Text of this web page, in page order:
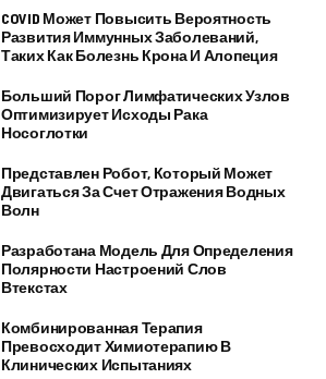
COVID Может Повысить Вероятность
Развития Иммунных Заболеваний,
Таких Как Болезнь Крона И Алопеция
Больший Порог Лимфатических Узлов
Оптимизирует Исходы Рака
Носоглотки
Представлен Робот, Который Может
Двигаться За Счет Отражения Водных
Волн
Разработана Модель Для Определения
Полярности Настроений Слов
Втекстах
Комбинированная Терапия
Превосходит Химиотерапию В
Клинических Испытаниях